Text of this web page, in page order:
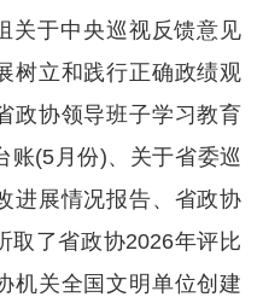
关于中央巡视反馈意见
树立和践行正确政绩观
政协领导班子学习教育
账(5月份)、关于省委巡
进展情况报告、省政协
取了省政协2026年评比
机关全国文明单位创建